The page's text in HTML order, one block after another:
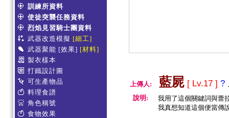
訓練所資料
使徒突襲任務資料
烈焰見習騎士團資料
武器改造模擬 [細工]
武器聚能 [效果] [材料]
製衣樣本
打鐵設計圖
可生產物品
料理食譜
角色稱號
食物效果
上傳人: 藍屍 [ Lv.17 ] ?
說明:
我用了這個關鍵詞與蕾
我真想知道這個便當傳